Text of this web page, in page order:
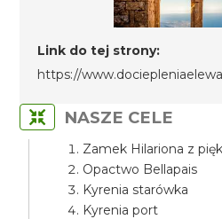
Link do tej strony:
https://
NASZE CELE
Zamek Hilariona z
Opactwo Bellapais
Kyrenia starówka
Kyrenia port